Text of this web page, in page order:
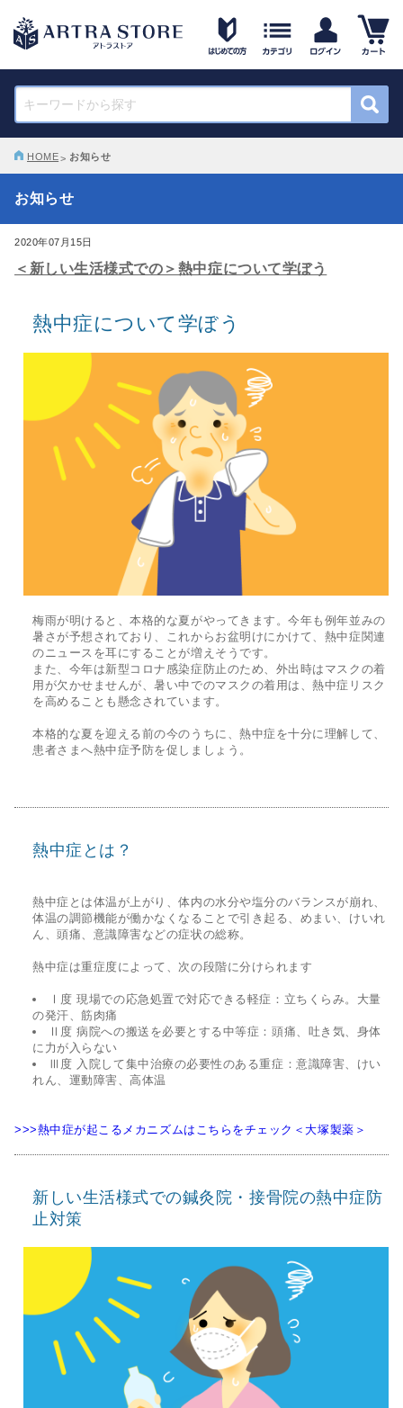
HOME お知らせ
お知らせ
2020年07月15日
＜新しい生活様式での＞熱中症について学ぼう
熱中症について学ぼう
梅雨が明けると、本格的な夏がやってきます。今年も例年並みの
暑さが予想されており、これからお盆明けにかけて、熱中症関連
のニュースを耳にすることが増えそうです。
また、今年は新型コロナ感染症防止のため、外出時はマスクの着
用が欠かせませんが、暑い中でのマスクの着用は、熱中症リスク
を高めることも懸念されています。
本格的な夏を迎える前の今のうちに、熱中症を十分に理解して、
患者さまへ熱中症予防を促しましょう。
熱中症とは？
熱中症とは体温が上がり、体内の水分や塩分のバランスが崩れ、
体温の調節機能が働かなくなることで引き起る、めまい、けいれ
ん、頭痛、意識障害などの症状の総称。
熱中症は重症度によって、次の段階に分けられます
Ⅰ度 現場での応急処置で対応できる軽症：立ちくらみ。大量
の発汗、筋肉痛
Ⅱ度 病院への搬送を必要とする中等症：頭痛、吐き気、身体
に力が入らない
Ⅲ度 入院して集中治療の必要性のある重症：意識障害、けい
れん、運動障害、高体温
>>>熱中症が起こるメカニズムはこちらをチェック＜大塚製薬＞
新しい生活様式での鍼灸院・接骨院の熱中症防
止対策